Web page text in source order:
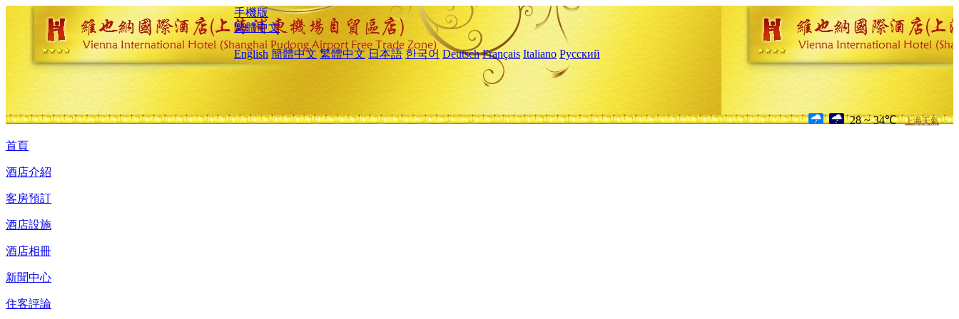
手機版
繁體中文
English 簡體中文 繁體中文 日本語 한국어 Deutsch Français Italiano Русский
28 ~ 34℃ 上海天氣
首頁
酒店介紹
客房預訂
酒店設施
酒店相冊
新聞中心
住客評論